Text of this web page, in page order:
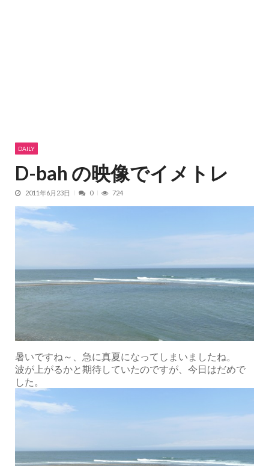
DAILY
D-bah の映像でイメトレ
2011年6月23日 0 724
暑いですね～、急に真夏になってしまいましたね。
波が上がるかと期待していたのですが、今日はだめで
した。